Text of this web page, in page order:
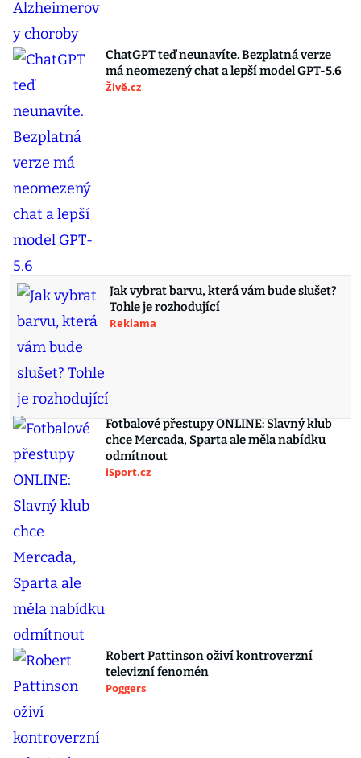
ChatGPT teď neunavíte. Bezplatná verze
má neomezený chat a lepší model GPT-5.6
Živě.cz
Jak vybrat barvu, která vám bude slušet?
Tohle je rozhodující
Reklama
Fotbalové přestupy ONLINE: Slavný klub
chce Mercada, Sparta ale měla nabídku
odmítnout
iSport.cz
Robert Pattinson oživí kontroverzní
televizní fenomén
Poggers